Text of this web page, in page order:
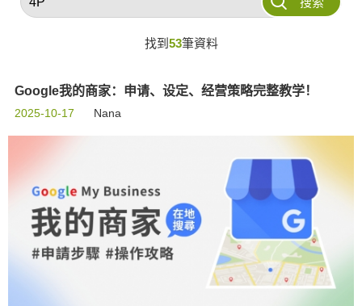
找到 53筆資料
Google我的商家：申请、设定、经营策略完整教学！
2025-10-17 Nana